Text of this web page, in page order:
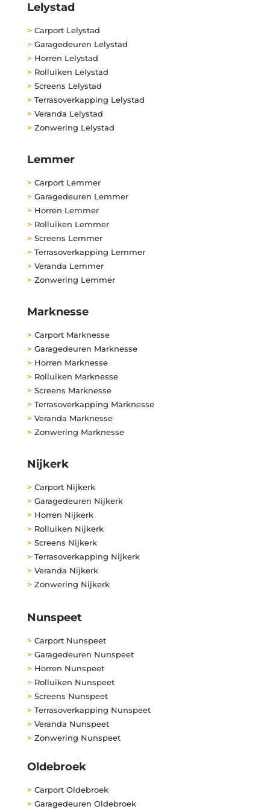
Lelystad
> Carport Lelystad
> Garagedeuren Lelystad
> Horren Lelystad
> Rolluiken Lelystad
> Screens Lelystad
> Terrasoverkapping Lelystad
> Veranda Lelystad
> Zonwering Lelystad
Lemmer
> Carport Lemmer
> Garagedeuren Lemmer
> Horren Lemmer
> Rolluiken Lemmer
> Screens Lemmer
> Terrasoverkapping Lemmer
> Veranda Lemmer
> Zonwering Lemmer
Marknesse
> Carport Marknesse
> Garagedeuren Marknesse
> Horren Marknesse
> Rolluiken Marknesse
> Screens Marknesse
> Terrasoverkapping Marknesse
> Veranda Marknesse
> Zonwering Marknesse
Nijkerk
> Carport Nijkerk
> Garagedeuren Nijkerk
> Horren Nijkerk
> Rolluiken Nijkerk
> Screens Nijkerk
> Terrasoverkapping Nijkerk
> Veranda Nijkerk
> Zonwering Nijkerk
Nunspeet
> Carport Nunspeet
> Garagedeuren Nunspeet
> Horren Nunspeet
> Rolluiken Nunspeet
> Screens Nunspeet
> Terrasoverkapping Nunspeet
> Veranda Nunspeet
> Zonwering Nunspeet
Oldebroek
> Carport Oldebroek
> Garagedeuren Oldebroek